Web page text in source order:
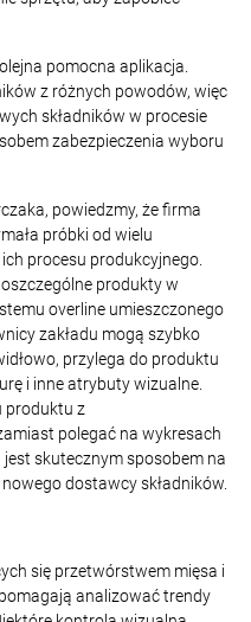
pomocna aplikacja.
z różnych powodów, więc
składników w procesie
zabezpieczenia wyboru
powiedzmy, że firma
próbki od wielu
procesu produkcyjnego.
produkty w
overline umieszczonego
zakładu mogą szybko
przylega do produktu
i inne atrybuty wizualne.
produktu z
polegać na wykresach
skutecznym sposobem na
dostawcy składników.
się przetwórstwem mięsa i
analizować trendy